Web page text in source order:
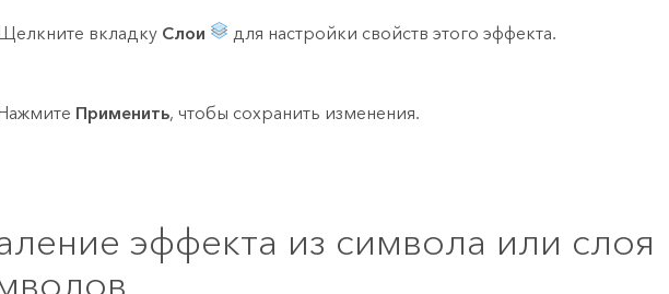
вкладку Слои для настройки свойств этого эффекта.
Применить, чтобы сохранить изменения.
эффекта из символа или слоя